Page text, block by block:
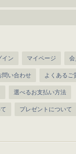
イン マイページ
問い合わせ よくあるご
選べるお支払い方法
プレゼントについて